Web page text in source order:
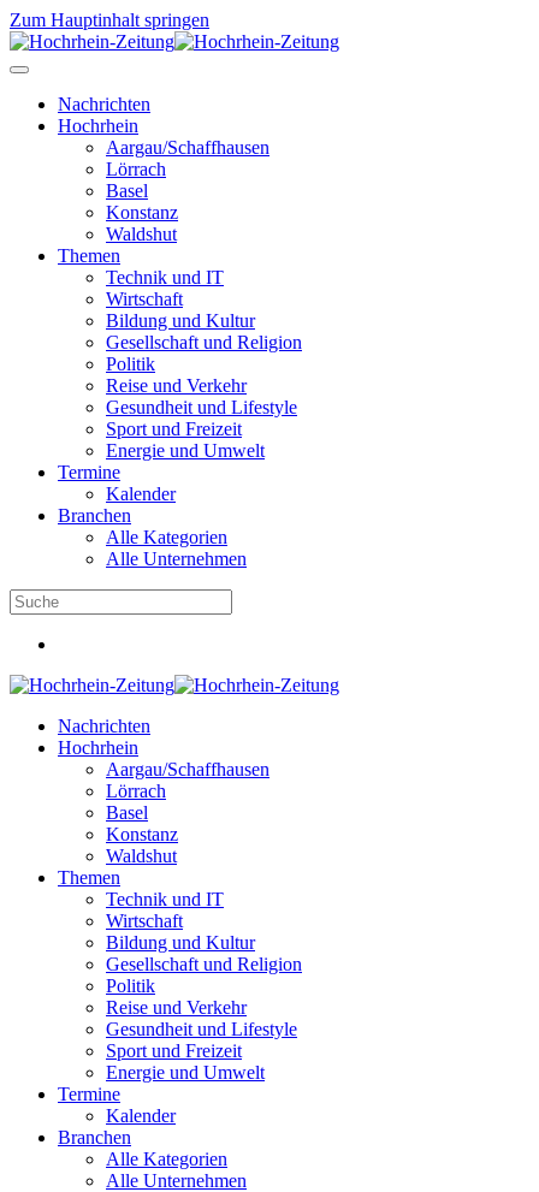
Zum Hauptinhalt springen
Nachrichten
Hochrhein
Aargau/Schaffhausen
Lörrach
Basel
Konstanz
Waldshut
Themen
Technik und IT
Wirtschaft
Bildung und Kultur
Gesellschaft und Religion
Politik
Reise und Verkehr
Gesundheit und Lifestyle
Sport und Freizeit
Energie und Umwelt
Termine
Kalender
Branchen
Alle Kategorien
Alle Unternehmen
Nachrichten
Hochrhein
Aargau/Schaffhausen
Lörrach
Basel
Konstanz
Waldshut
Themen
Technik und IT
Wirtschaft
Bildung und Kultur
Gesellschaft und Religion
Politik
Reise und Verkehr
Gesundheit und Lifestyle
Sport und Freizeit
Energie und Umwelt
Termine
Kalender
Branchen
Alle Kategorien
Alle Unternehmen